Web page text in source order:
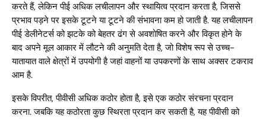
करते हैं, लेकिन पीई अधिक लचीलापन और स्थायित्व प्रदान करता है, जिससे
प्रभाव पड़ने पर इसके टूटने या टूटने की संभावना कम हो जाती है. यह लचीलापन
पीई डेलीनेटर्स को झटके को बेहतर ढंग से अवशोषित करने और विकृत होने के
बाद अपने मूल आकार में लौटने की अनुमति देता है, जो विशेष रूप से उच्च-
यातायात वाले क्षेत्रों में उपयोगी है जहां वाहनों या उपकरणों के साथ अक्सर टकराव
आम है.
इसके विपरीत, पीवीसी अधिक कठोर होता है, इसे एक कठोर संरचना प्रदान
करना. जबकि यह कठोरता कुछ स्थिरता प्रदान कर सकती है, यह पीवीसी को